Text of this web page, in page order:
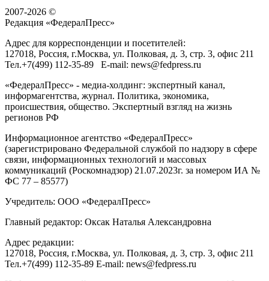
2007-2026 ©
Редакция «ФедералПресс»
Адрес для корреспонденции и посетителей:
127018, Россия, г.Москва, ул. Полковая, д. 3, стр. 3, офис 211
Тел.+7(499) 112-35-89 E-mail: news@fedpress.ru
«ФедералПресс» - медиа-холдинг: экспертный канал,
информагентства, журнал. Политика, экономика,
происшествия, общество. Экспертный взгляд на жизнь
регионов РФ
Информационное агентство «ФедералПресс»
(зарегистрировано Федеральной службой по надзору в сфере
связи, информационных технологий и массовых
коммуникаций (Роскомнадзор) 21.07.2023г. за номером ИА №
ФС 77 – 85577)
Учредитель: ООО «ФедералПресс»
Главный редактор: Оксак Наталья Александровна
Адрес редакции:
127018, Россия, г.Москва, ул. Полковая, д. 3, стр. 3, офис 211
Тел.+7(499) 112-35-89 E-mail: news@fedpress.ru